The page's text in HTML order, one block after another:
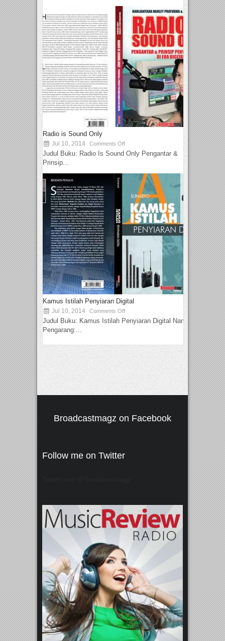
Radio is Sound Only
Jul 10, 2014 Comments Off
Judul Buku: Radio Is Sound Only Pengantar &
Prinsip...
Kamus Istilah Penyiaran Digital
Jul 10, 2014 Comments Off
Judul Buku: Kamus Istilah Penyiaran Digital Nama
Pengarang:...
Broadcastmagz on Facebook
Follow me on Twitter